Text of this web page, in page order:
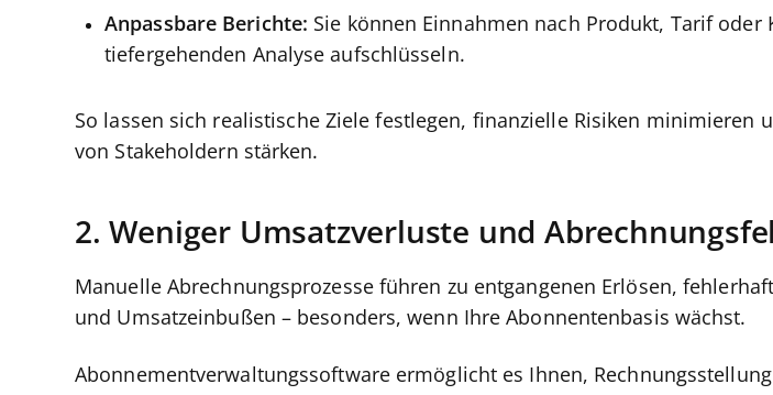
Anpassbare Berichte: Sie können Einnahmen nach Produkt, Tarif oder
tiefergehenden Analyse aufschlüsseln.
So lassen sich realistische Ziele festlegen, finanzielle Risiken minimieren
von Stakeholdern stärken.
2. Weniger Umsatzverluste und
Manuelle Abrechnungsprozesse führen zu entgangenen Erlösen,
und Umsatzeinbußen – besonders, wenn Ihre Abonnentenbasis wächst.
Abonnementverwaltungssoftware ermöglicht es Ihnen,